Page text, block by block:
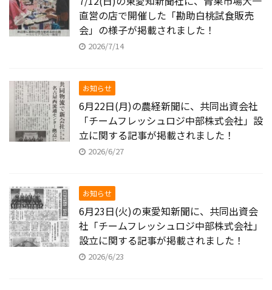
直営の店で開催した「勘助白桃試食販売
会」の様子が掲載されました！
2026/7/14
お知らせ
6月22日(月)の農経新聞に、共同出資会社
「チームフレッシュロジ中部株式会社」設
立に関する記事が掲載されました！
2026/6/27
お知らせ
6月23日(火)の東愛知新聞に、共同出資会
社「チームフレッシュロジ中部株式会社」
設立に関する記事が掲載されました！
2026/6/23